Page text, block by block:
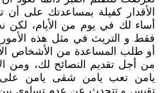
الأقدار كفيلة بمساعدتك على
أساء لك في يوم من الأيام، لكن
فقط و التريث في مثل هذه الأمور
أو طلب المساعدة من الأشخاص
من أجل تقديم النصائح لك، ومن
يامن تعب يامن شقى يامن